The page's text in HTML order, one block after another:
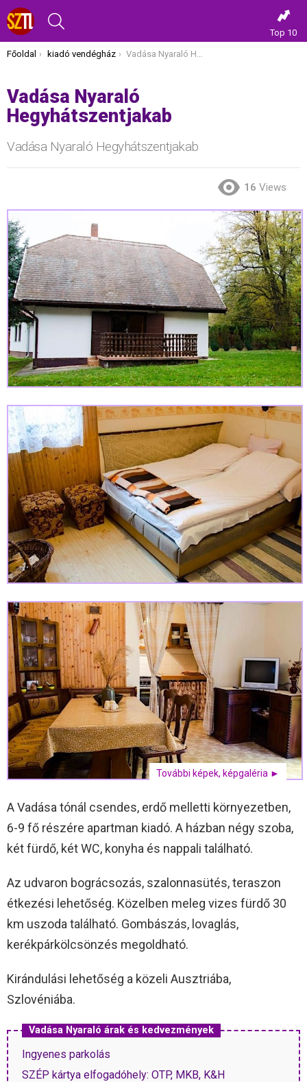
Top 10
Itt vagy most:
Főoldal kiadó vendégház Vadása Nyaraló Hegyhátszentjakab
Vadása Nyaraló
Hegyhátszentjakab
Vadása Nyaraló Hegyhátszentjakab
16 Views
További képek, képgaléria ►
A Vadása tónál csendes, erdő melletti környezetben,
6-9 fő részére apartman kiadó. A házban négy szoba,
két fürdő, két WC, konyha és nappali található.
Az udvaron bográcsozás, szalonnasütés, teraszon
étkezési lehetőség. Közelben meleg vizes fürdő 30
km uszoda található. Gombászás, lovaglás,
kerékpárkölcsönzés megoldható.
Kirándulási lehetőség a közeli Ausztriába,
Szlovéniába.
Vadása Nyaraló árak és kedvezmények
Ingyenes parkolás
SZÉP kártya elfogadóhely: OTP, MKB, K&H